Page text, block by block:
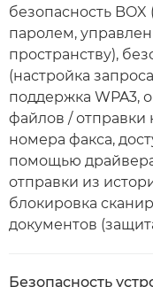
безопасность
паролем,
пространству),
(настройка
поддержка WPA3,
файлов / отправки
номера факса,
помощью
отправки из
блокировка
документов
Безопасность